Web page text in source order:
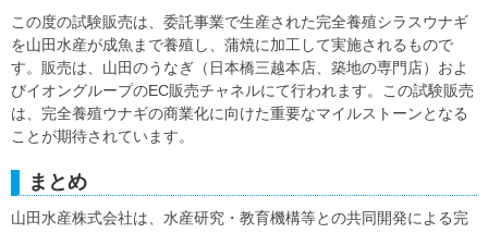
この度の試験販売は、委託事業で生産された完全養殖シラスウナギ
を山田水産が成魚まで養殖し、蒲焼に加工して実施されるもので
す。販売は、山田のうなぎ（日本橋三越本店、築地の専門店）およ
びイオングループのEC販売チャネルにて行われます。この試験販売
は、完全養殖ウナギの商業化に向けた重要なマイルストーンとなる
ことが期待されています。
まとめ
山田水産株式会社は、水産研究・教育機構等との共同開発による完